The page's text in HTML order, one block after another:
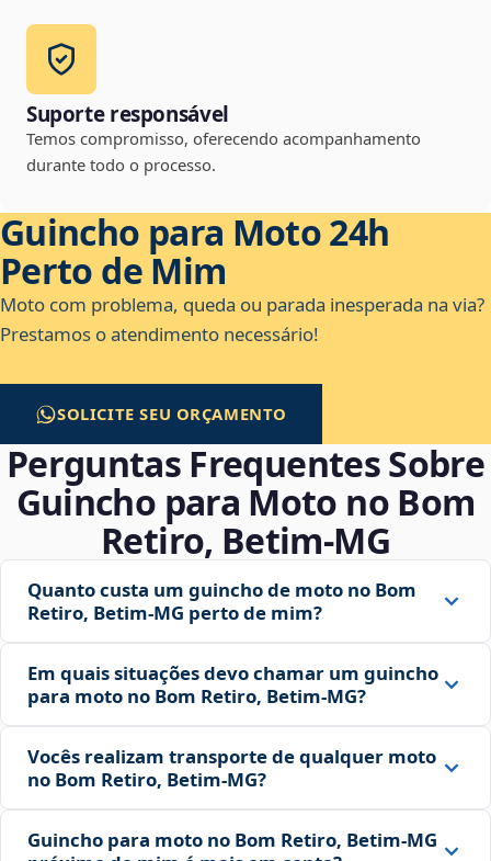
Suporte responsável
Temos compromisso, oferecendo acompanhamento
durante todo o processo.
Guincho para Moto 24h
Perto de Mim
Moto com problema, queda ou parada inesperada na via?
Prestamos o atendimento necessário!
SOLICITE SEU ORÇAMENTO
Perguntas Frequentes Sobre
Guincho para Moto no Bom
Retiro, Betim‑MG
Quanto custa um guincho de moto no Bom
Retiro, Betim‑MG perto de mim?
Em quais situações devo chamar um guincho
para moto no Bom Retiro, Betim‑MG?
Vocês realizam transporte de qualquer moto
no Bom Retiro, Betim‑MG?
Guincho para moto no Bom Retiro, Betim‑MG